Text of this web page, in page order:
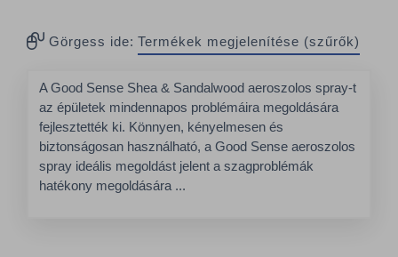
Görgess ide: Termékek megjelenítése (szűrők)
A Good Sense Shea & Sandalwood aeroszolos spray-t
az épületek mindennapos problémáira megoldására
fejlesztették ki. Könnyen, kényelmesen és
biztonságosan használható, a Good Sense aeroszolos
spray ideális megoldást jelent a szagproblémák
hatékony megoldására ...